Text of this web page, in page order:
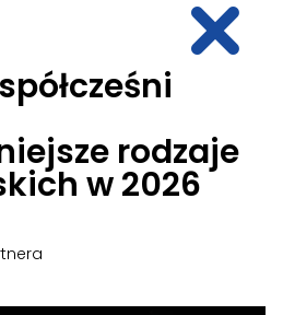
rodzaje
w 2026